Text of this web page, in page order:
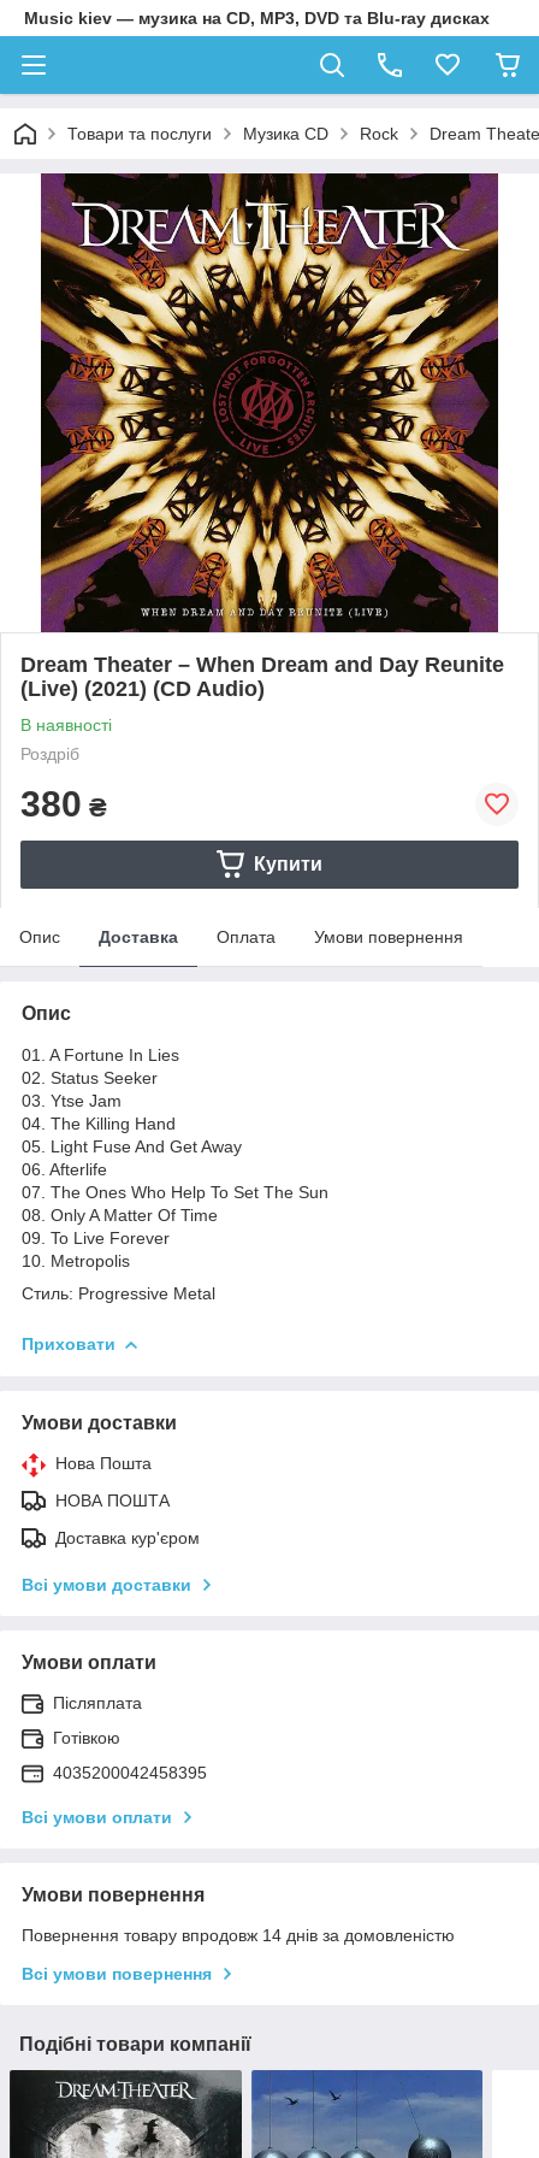
Music kiev — музика на CD, MP3, DVD та Blu-ray дисках
Товари та послуги Музика CD Rock Dream
Dream Theater – When Dream and Day Reunite
(Live) (2021) (CD Audio)
В наявності
Роздріб
380 ₴
Купити
Опис Доставка Оплата Умови повернення
Опис
01. A Fortune In Lies
02. Status Seeker
03. Ytse Jam
04. The Killing Hand
05. Light Fuse And Get Away
06. Afterlife
07. The Ones Who Help To Set The Sun
08. Only A Matter Of Time
09. To Live Forever
10. Metropolis
Стиль: Progressive Metal
Приховати
Умови доставки
Нова Пошта
НОВА ПОШТА
Доставка кур'єром
Всі умови доставки
Умови оплати
Післяплата
Готівкою
4035200042458395
Всі умови оплати
Умови повернення
Повернення товару впродовж 14 днів за домовленістю
Всі умови повернення
Подібні товари компанії